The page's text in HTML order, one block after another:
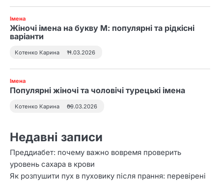
До чого сниться втратити
свідомість і як трактувати
такий сон
Імена
Жіночі імена на букву М: популярні та рідкісні
варіанти
Котенко Карина 11.03.2026
Імена
Популярні жіночі та чоловічі турецькі імена
Котенко Карина 09.03.2026
Недавні записи
Преддиабет: почему важно вовремя проверить
уровень сахара в крови
Як розпушити пух в пуховику після прання: перевірені